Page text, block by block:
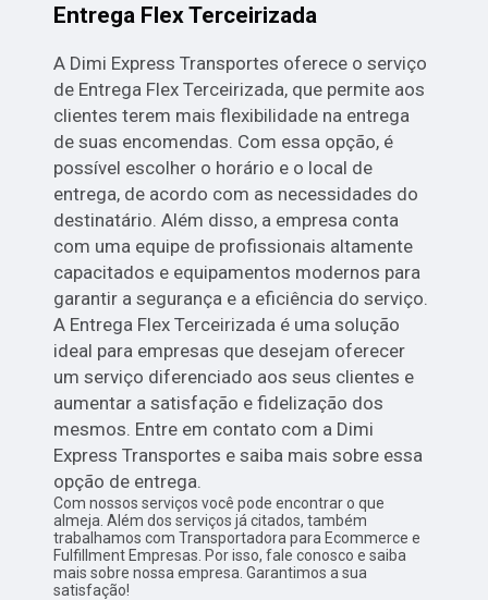
Entrega Flex Terceirizada
A Dimi Express Transportes oferece o serviço
de Entrega Flex Terceirizada, que permite aos
clientes terem mais flexibilidade na entrega
de suas encomendas. Com essa opção, é
possível escolher o horário e o local de
entrega, de acordo com as necessidades do
destinatário. Além disso, a empresa conta
com uma equipe de profissionais altamente
capacitados e equipamentos modernos para
garantir a segurança e a eficiência do serviço.
A Entrega Flex Terceirizada é uma solução
ideal para empresas que desejam oferecer
um serviço diferenciado aos seus clientes e
aumentar a satisfação e fidelização dos
mesmos. Entre em contato com a Dimi
Express Transportes e saiba mais sobre essa
opção de entrega.
Com nossos serviços você pode encontrar o que
almeja. Além dos serviços já citados, também
trabalhamos com Transportadora para Ecommerce e
Fulfillment Empresas. Por isso, fale conosco e saiba
mais sobre nossa empresa. Garantimos a sua
satisfação!